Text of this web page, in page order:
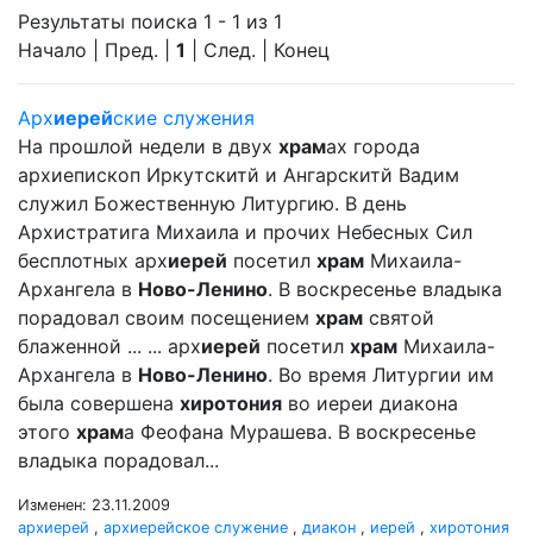
Результаты поиска 1 - 1 из 1
Начало | Пред. | 1 | След. | Конец
Архиерейские служения
На прошлой недели в двух храмах города
архиепископ Иркутскитй и Ангарскитй Вадим
служил Божественную Литургию. В день
Архистратига Михаила и прочих Небесных Сил
бесплотных архиерей посетил храм Михаила-
Архангела в Ново-Ленино. В воскресенье владыка
порадовал своим посещением храм святой
блаженной ... ... архиерей посетил храм Михаила-
Архангела в Ново-Ленино. Во время Литургии им
была совершена хиротония во иереи диакона
этого храма Феофана Мурашева. В воскресенье
владыка порадовал...
Изменен: 23.11.2009
архиерей , архиерейское служение , диакон , иерей , хиротония